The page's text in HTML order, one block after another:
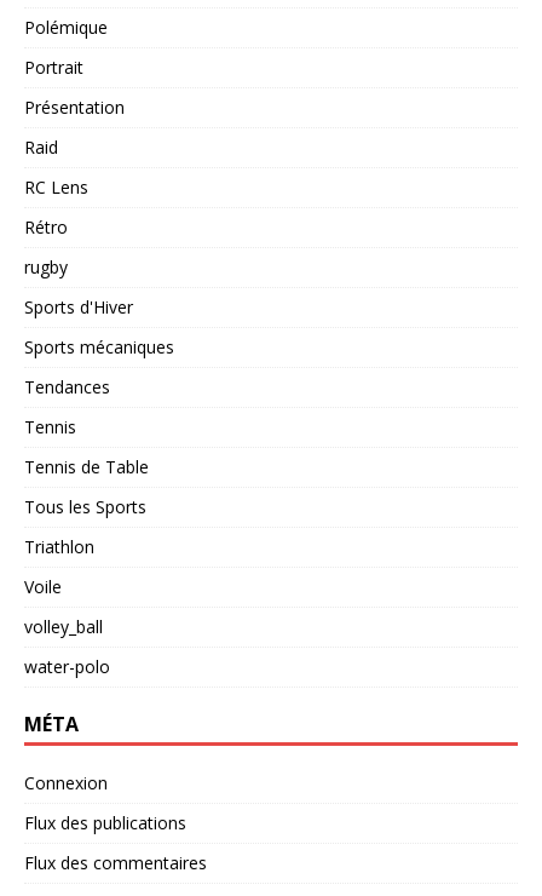
Polémique
Portrait
Présentation
Raid
RC Lens
Rétro
rugby
Sports d'Hiver
Sports mécaniques
Tendances
Tennis
Tennis de Table
Tous les Sports
Triathlon
Voile
volley_ball
water-polo
MÉTA
Connexion
Flux des publications
Flux des commentaires